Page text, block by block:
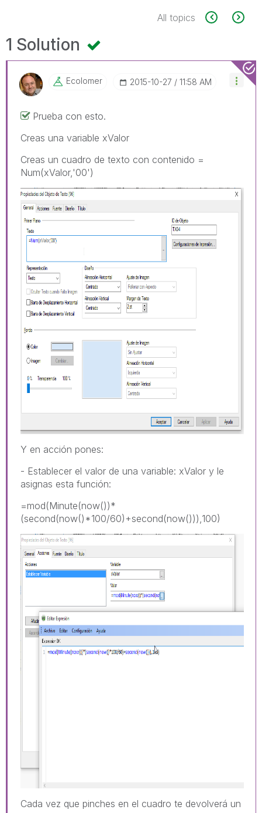
All topics
1 Solution
Ecolomer ‎2015-10-27 11:58 AM
Prueba con esto.
Creas una variable xValor
Creas un cuadro de texto con contenido =
Num(xValor,'00')
Y en acción pones:
- Establecer el valor de una variable: xValor y le
asignas esta función:
=mod(Minute(now())*
(second(now()*100/60)+second(now())),100)
Cada vez que pinches en el cuadro te devolverá un